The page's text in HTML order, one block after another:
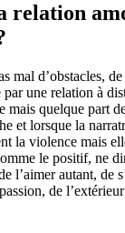
d’obstacles,
une relation à
quelque
et lorsque la
la violence
le positif,
l’aimer autant,
de